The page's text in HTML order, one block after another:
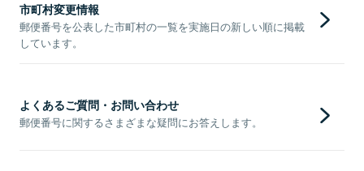
市町村変更情報
郵便番号を公表した市町村の一覧を実施日の新しい順に掲載
しています。
よくあるご質問・お問い合わせ
郵便番号に関するさまざまな疑問にお答えします。